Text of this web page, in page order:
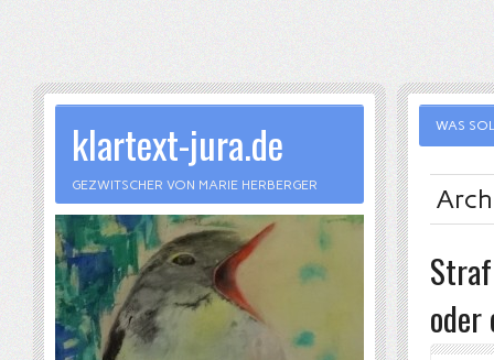
WAS
oder
klartext-jura.de
GEZWITSCHER VON MARIE HERBERGER